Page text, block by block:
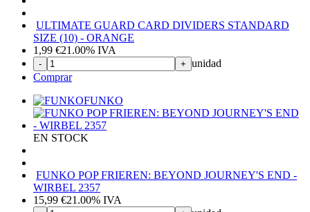
ULTIMATE GUARD CARD DIVIDERS STANDARD
SIZE (10) - ORANGE
1,99 €21.00% IVA
- + unidad
Comprar
FUNKO
EN STOCK
FUNKO POP FRIEREN: BEYOND JOURNEY'S END -
WIRBEL 2357
15,99 €21.00% IVA